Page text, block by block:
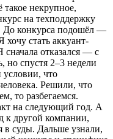
такое некрупное,
на техподдержку
До конкурса подошёл —
хочу стать аккуант-
отказался — с
но спустя 2–3 недели
условии, что
Решили, что
то разбегаемся.
на следующий год. А
к другой компании,
в суды. Дальше узнали,